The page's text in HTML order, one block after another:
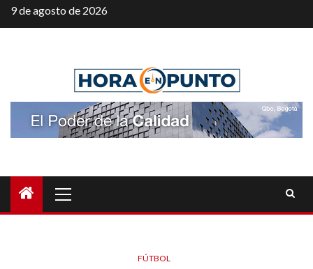
Saltar
al
9 de agosto de 2026
principal
FÚTBOL